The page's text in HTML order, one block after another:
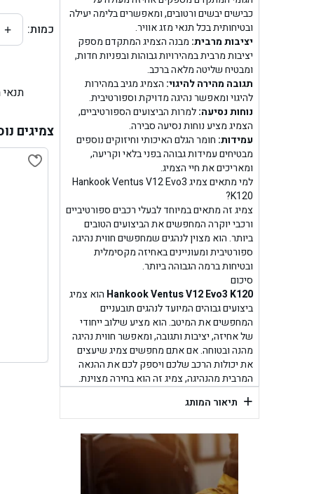
כבישים יבשים ורטובים, ומאפשרים בלימה יעילה
ובטיחותית בכל תנאי מזג אוויר.
יציבות מרבית: מבנה הצמיג המתקדם מספק
יציבות מרבית במהירויות גבוהות ובפניות חדות,
ומבטיח שליטה מלאה ברכב.
תגובה מהירה להיגוי: הצמיג מגיב במהירות
להיגוי ומאפשר נהיגה מדויקת וספורטיבית.
נוחות נסיעה:למרות הביצועים הספורטיביים,
הצמיג מציע נוחות נסיעה סבירה.
עמידות: חומר הגלם האיכותי וחיזוקים נוספים
מבטיחים עמידות גבוהה בפני בלאי וקריעה,
ומאריכים את חיי הצמיג.
למי מתאים צמיג Hankook Ventus V12 Evo3
K120?
צמיג זה מתאים במיוחד לבעלי רכבים ספורטיביים
ורכבי יוקרה המחפשים את הביצועים הטובים
ביותר. הוא מצוין לנהגים שמחפשים חווית נהיגה
ספורטיבית ומעוניינים באחיזה מקסימלית
ובטיחות ברמה הגבוהה ביותר.
סיכום
Hankook Ventus V12 Evo3 K120 הוא צמיג
ביצועים גבוהים המיועד לנהגים תובעניים
המחפשים את המיטב. הוא מציע שילוב ייחודי
של אחיזה, יציבות ותגובה, ומאפשר חווית נהיגה
מהנה ובטוחה. אם אתם מחפשים צמיג שיעצים
את יכולות הרכב שלכם ויספק לכם את ההנאה
המרבית מהנהיגה, צמיג זה הוא בחירה מצוינת.
+ תיאור המותג
בן
בן
כמות: +
צמיגים